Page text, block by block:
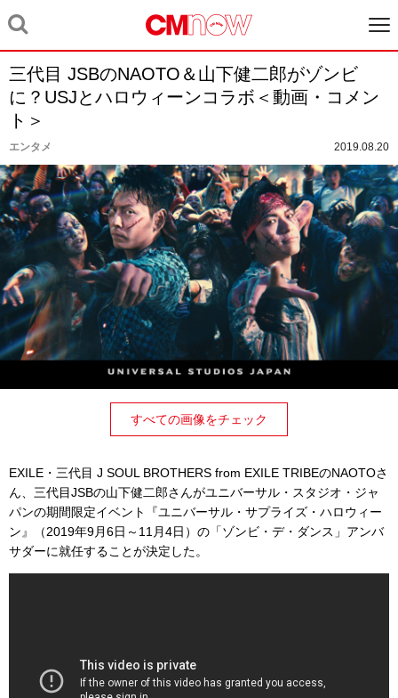
三代目 JSBのNAOTO＆山下健二郎がゾンビ
に？USJとハロウィーンコラボ＜動画・コメン
ト＞
エンタメ 2019.08.20
すべての画像をチェック
EXILE・三代目 J SOUL BROTHERS from EXILE TRIBEのNAOTOさ
ん、三代目JSBの山下健二郎さんがユニバーサル・スタジオ・ジャ
パンの期間限定イベント『ユニバーサル・サプライズ・ハロウィー
ン』（2019年9月6日～11月4日）の「ゾンビ・デ・ダンス」アンバ
サダーに就任することが決定した。